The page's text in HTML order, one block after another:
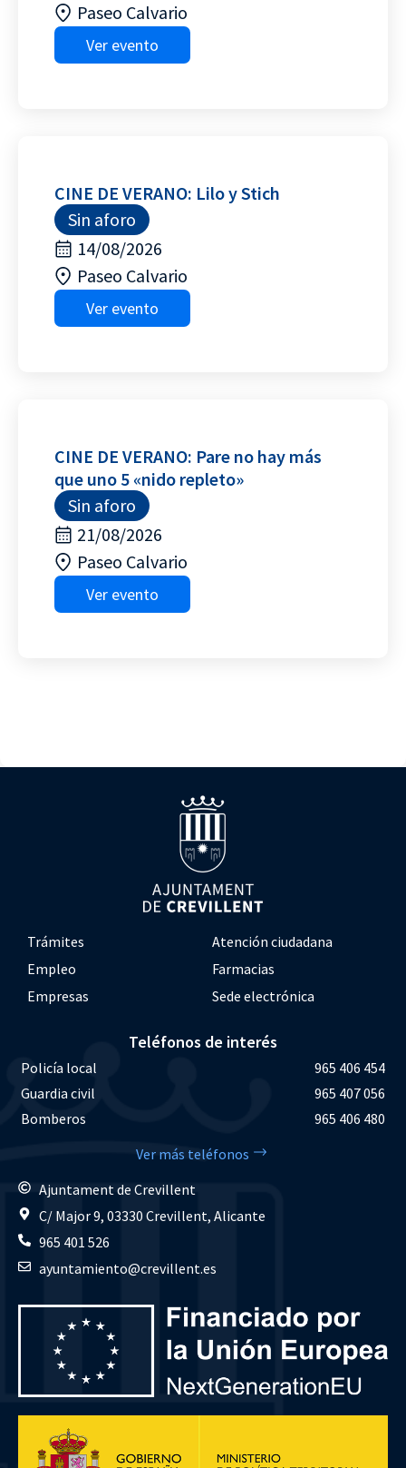
Paseo Calvario
Ver evento
CINE DE VERANO: Lilo y Stich
Sin aforo
14/08/2026
Paseo Calvario
Ver evento
CINE DE VERANO: Pare no hay más
que uno 5 «nido repleto»
Sin aforo
21/08/2026
Paseo Calvario
Ver evento
Trámites
Atención ciudadana
Empleo
Farmacias
Empresas
Sede electrónica
Teléfonos de interés
Policía local
965 406 454
Guardia civil
965 407 056
Bomberos
965 406 480
Ver más teléfonos
Ajuntament de Crevillent
C/ Major 9, 03330 Crevillent, Alicante
965 401 526
ayuntamiento@crevillent.es